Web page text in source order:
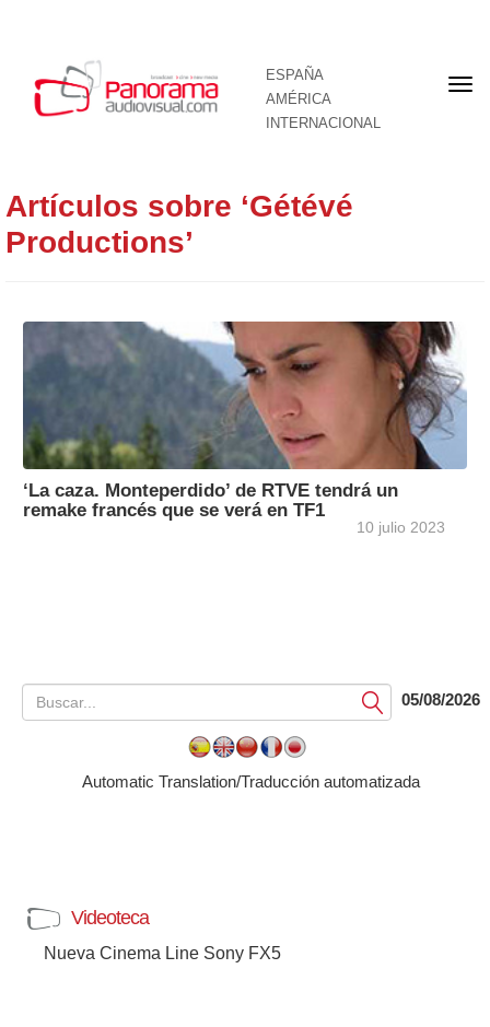
ESPAÑA
AMÉRICA
INTERNACIONAL
Artículos sobre ‘Gétévé
Productions’
‘La caza. Monteperdido’ de RTVE tendrá un
remake francés que se verá en TF1
10 julio 2023
Submit05/08/2026
Automatic Translation/Traducción automatizada
Videoteca
Nueva Cinema Line Sony FX5